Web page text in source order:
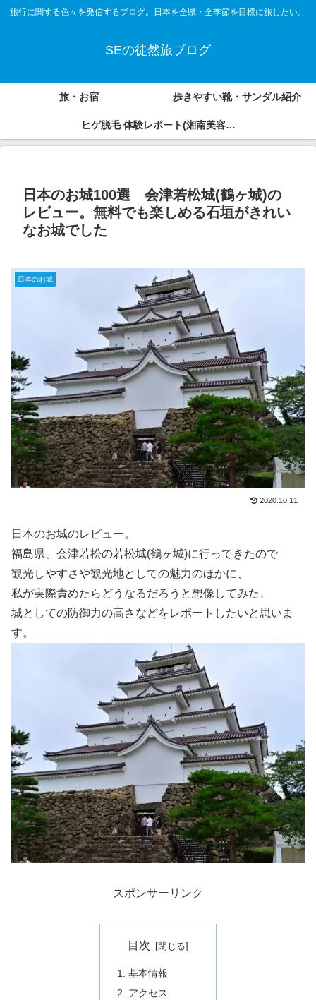
旅行に関する色々を発信するブログ。日本を全県・全季節を目標に旅したい。
SEの徒然旅ブログ
旅・お宿 歩きやすい靴・サンダル紹介
ヒゲ脱毛 体験レポート(湘南美容外
日本のお城100選 会津若松城(鶴ヶ城)の
レビュー。無料でも楽しめる石垣がきれい
なお城でした
日本のお城
2020.10.11
日本のお城のレビュー。
福島県、会津若松の若松城(鶴ヶ城)に行ってきたので
観光しやすさや観光地としての魅力のほかに、
私が実際責めたらどうなるだろうと想像してみた、
城としての防御力の高さなどをレポートしたいと思いま
す。
スポンサーリンク
目次
基本情報
アクセス